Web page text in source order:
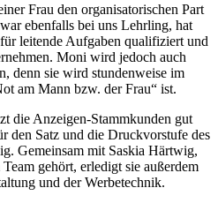
Frau den organisatorischen Part
ebenfalls bei uns Lehrling, hat
leitende Aufgaben qualifiziert und
Moni wird jedoch auch
denn sie wird stundenweise im
am Mann bzw. der Frau“ ist.
die Anzeigen-Stammkunden gut
den Satz und die Druckvorstufe des
Gemeinsam mit Saskia Härtwig,
gehört, erledigt sie außerdem
und der Werbetechnik.